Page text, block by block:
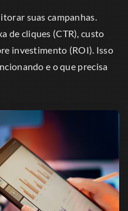
suas campanhas.
de cliques (CTR), custo
investimento (ROI). Isso
e o que precisa